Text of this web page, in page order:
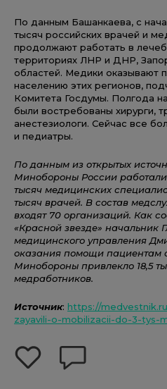
По данным Башанкаева, с
тысяч российских врачей и
продолжают работать в
территориях ЛНР и ДНР,
областей. Медики оказывают
населению этих регионов,
Комитета Госдумы. Полгода
были востребованы хирурги,
анестезиологи. Сейчас все
и педиатры.
По данным из открытых
Минобороны России работали
тысяч медицинских
тысяч врачей. В состав
входят 70 организаций. Как
«Красной звезде» начальник
медицинского управления
оказания помощи пациентам
Минобороны привлекло 18,5
медработников.
Источник: https://
zayavili-o-mobilizacii-do-3-tys-
добавить
себе